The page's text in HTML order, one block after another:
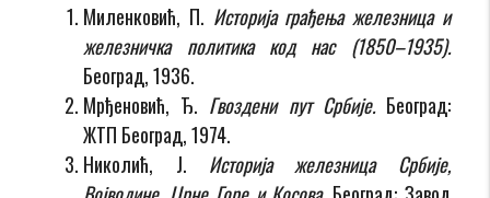
Миленковић, П. Историја грађења железница и
железничка политика код нас (1850–1935).
Београд, 1936.
Мрђеновић, Ђ. Гвоздени пут Србије.Београд:
ЖТП Београд, 1974.
Николић, Ј. Историја железница Србије,